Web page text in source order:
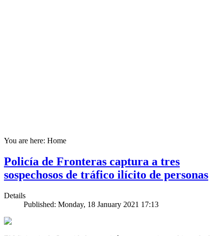
You are here: Home
Policía de Fronteras captura a tres
sospechosos de tráfico ilícito de personas
Details
Published: Monday, 18 January 2021 17:13